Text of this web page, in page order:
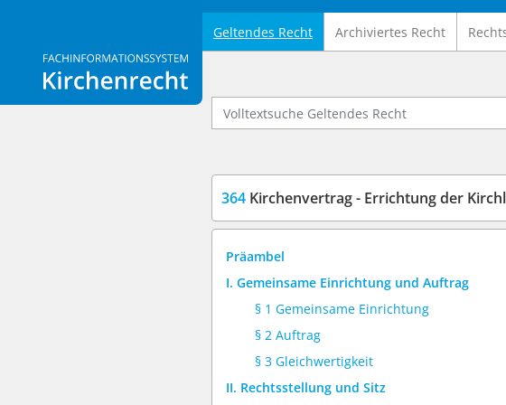
Logo Fachinformationssystem Kirchenrecht
Geltendes Recht Archiviertes Recht
Volltextsuche Geltendes Recht
364 Kirchenvertrag - Errichtung der
Präambel
I. Gemeinsame Einrichtung und Auftrag
§ 1 Gemeinsame Einrichtung
§ 2 Auftrag
§ 3 Gleichwertigkeit
II. Rechtsstellung und Sitz